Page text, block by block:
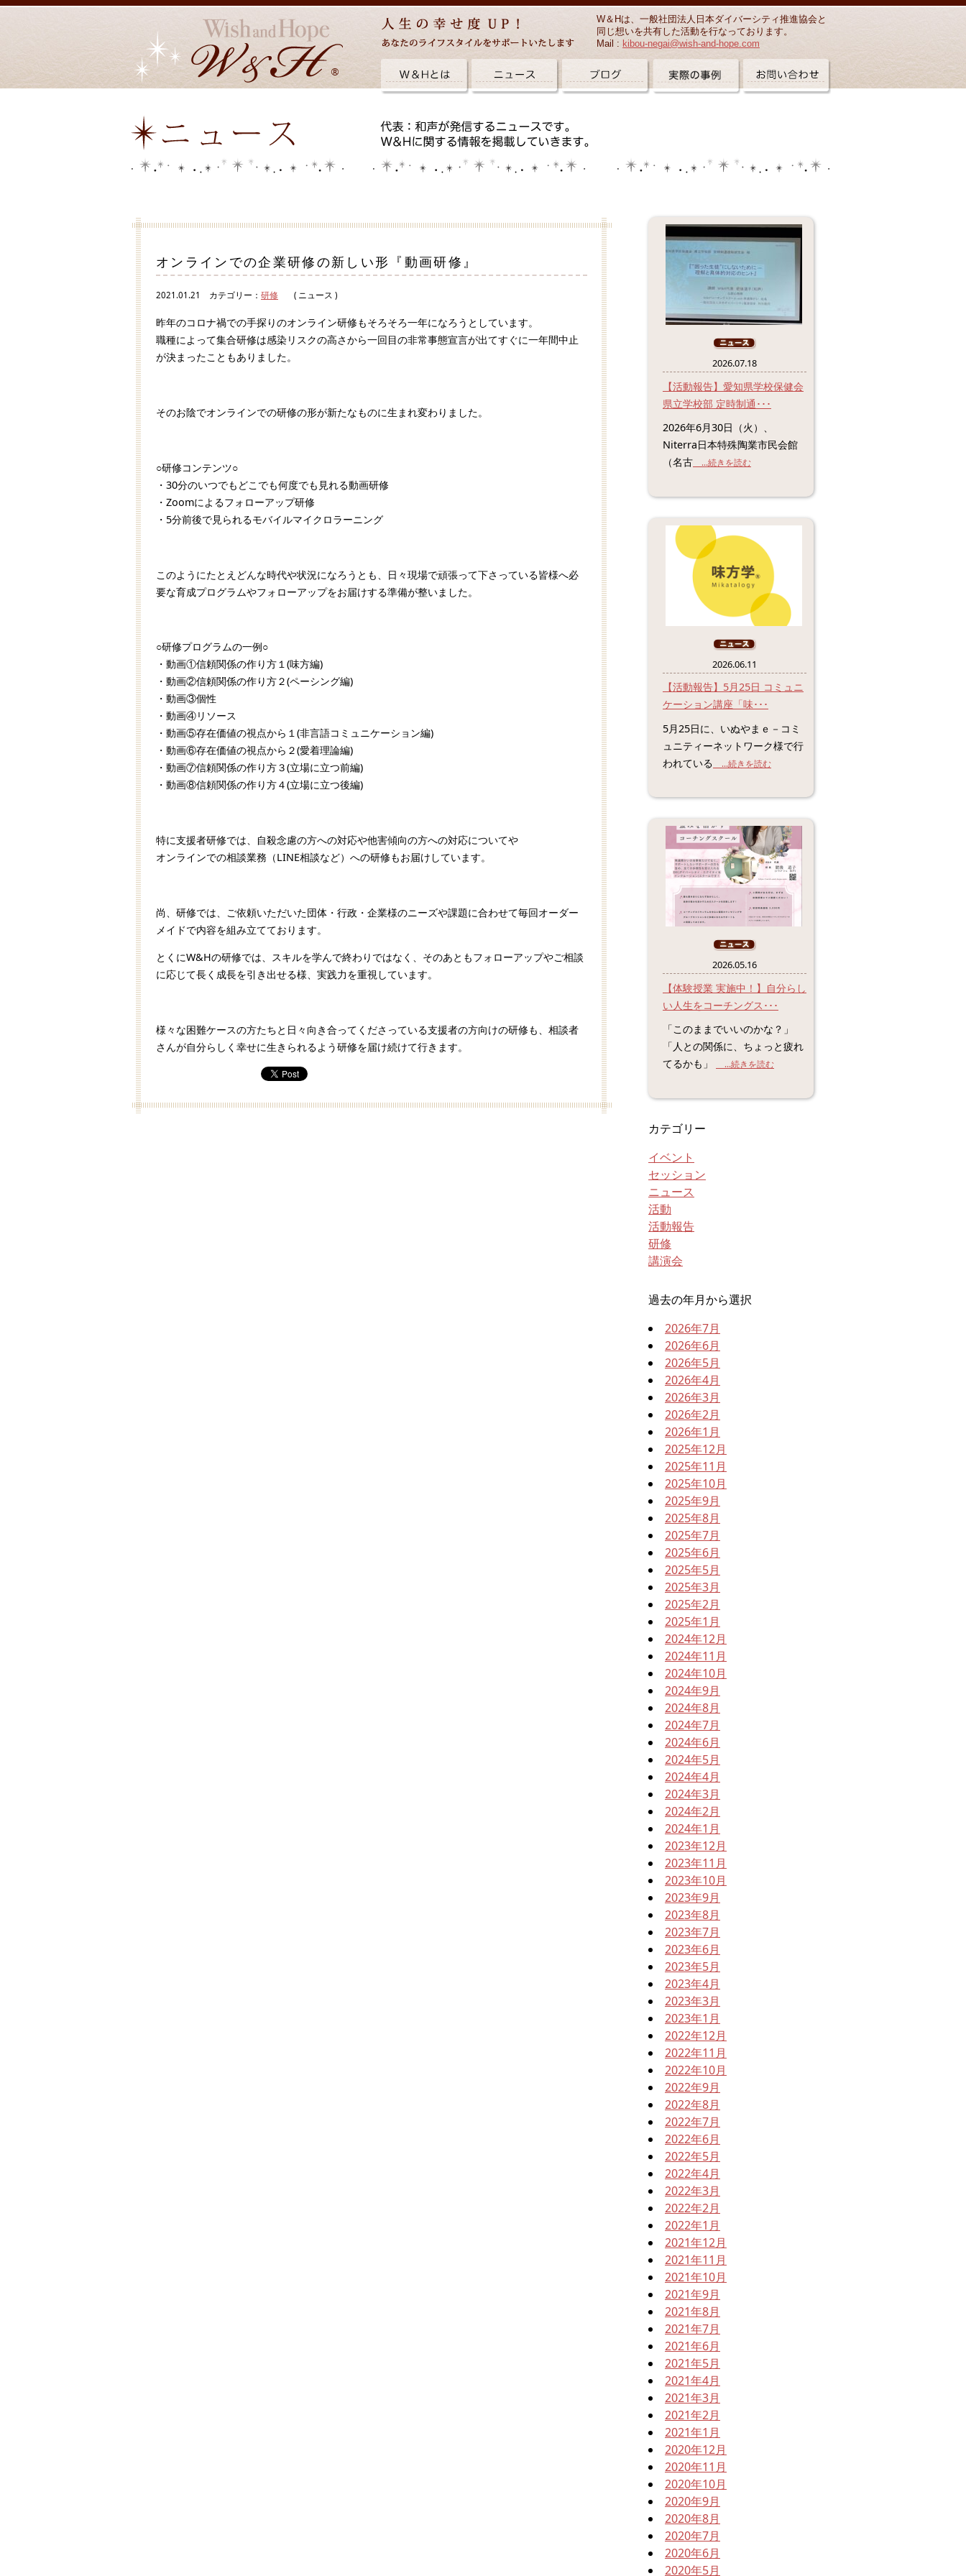
W＆Hは、一般社団法人日本ダイバーシティ推進協会と
同じ想いを共有した活動を行なっております。
Mail : kibou-negai@wish-and-hope.com
オンラインでの企業研修の新しい形『動画研修』
2021.01.21 カテゴリー： 研修 ( ニュース )
昨年のコロナ禍での手探りのオンライン研修もそろそろ一年になろうとしています。
職種によって集合研修は感染リスクの高さから一回目の非常事態宣言が出てすぐに一年間中止
が決まったこともありました。
そのお陰でオンラインでの研修の形が新たなものに生まれ変わりました。
○研修コンテンツ○
・30分のいつでもどこでも何度でも見れる動画研修
・Zoomによるフォローアップ研修
・5分前後で見られるモバイルマイクロラーニング
このようにたとえどんな時代や状況になろうとも、日々現場で頑張って下さっている皆様へ必
要な育成プログラムやフォローアップをお届けする準備が整いました。
○研修プログラムの一例○
・動画①信頼関係の作り方１(味方編)
・動画②信頼関係の作り方２(ペーシング編)
・動画③個性
・動画④リソース
・動画⑤存在価値の視点から１(非言語コミュニケーション編)
・動画⑥存在価値の視点から２(愛着理論編)
・動画⑦信頼関係の作り方３(立場に立つ前編)
・動画⑧信頼関係の作り方４(立場に立つ後編)
特に支援者研修では、自殺念慮の方への対応や他害傾向の方への対応についてや
オンラインでの相談業務（LINE相談など）への研修もお届けしています。
尚、研修では、ご依頼いただいた団体・行政・企業様のニーズや課題に合わせて毎回オーダー
メイドで内容を組み立てております。
とくにW&Hの研修では、スキルを学んで終わりではなく、そのあともフォローアップやご相談
に応じて長く成長を引き出せる様、実践力を重視しています。
様々な困難ケースの方たちと日々向き合ってくださっている支援者の方向けの研修も、相談者
さんが自分らしく幸せに生きられるよう研修を届け続けて行きます。
2026.07.18
【活動報告】愛知県学校保健会
県立学校部 定時制通･･･
2026年6月30日（火）、
Niterra日本特殊陶業市民会館
（名古 ...続きを読む
2026.06.11
【活動報告】5月25日 コミュニ
ケーション講座「味･･･
5月25日に、いぬやまｅ－コミ
ュニティーネットワーク様で行
われている ...続きを読む
2026.05.16
【体験授業 実施中！】自分らし
い人生をコーチングス･･･
「このままでいいのかな？」
「人との関係に、ちょっと疲れ
てるかも」
...続きを読む
カテゴリー
イベント
セッション
ニュース
活動
活動報告
研修
講演会
過去の年月から選択
2026年7月
2026年6月
2026年5月
2026年4月
2026年3月
2026年2月
2026年1月
2025年12月
2025年11月
2025年10月
2025年9月
2025年8月
2025年7月
2025年6月
2025年5月
2025年3月
2025年2月
2025年1月
2024年12月
2024年11月
2024年10月
2024年9月
2024年8月
2024年7月
2024年6月
2024年5月
2024年4月
2024年3月
2024年2月
2024年1月
2023年12月
2023年11月
2023年10月
2023年9月
2023年8月
2023年7月
2023年6月
2023年5月
2023年4月
2023年3月
2023年1月
2022年12月
2022年11月
2022年10月
2022年9月
2022年8月
2022年7月
2022年6月
2022年5月
2022年4月
2022年3月
2022年2月
2022年1月
2021年12月
2021年11月
2021年10月
2021年9月
2021年8月
2021年7月
2021年6月
2021年5月
2021年4月
2021年3月
2021年2月
2021年1月
2020年12月
2020年11月
2020年10月
2020年9月
2020年8月
2020年7月
2020年6月
2020年5月